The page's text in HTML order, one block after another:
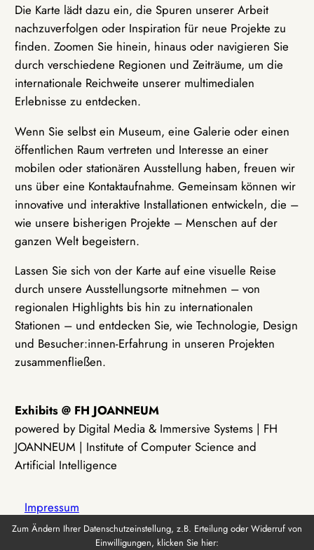
Die Karte lädt dazu ein, die Spuren unserer Arbeit
nachzuverfolgen oder Inspiration für neue Projekte zu
finden. Zoomen Sie hinein, hinaus oder navigieren Sie
durch verschiedene Regionen und Zeiträume, um die
internationale Reichweite unserer multimedialen
Erlebnisse zu entdecken.
Wenn Sie selbst ein Museum, eine Galerie oder einen
öffentlichen Raum vertreten und Interesse an einer
mobilen oder stationären Ausstellung haben, freuen wir
uns über eine Kontaktaufnahme. Gemeinsam können wir
innovative und interaktive Installationen entwickeln, die –
wie unsere bisherigen Projekte – Menschen auf der
ganzen Welt begeistern.
Lassen Sie sich von der Karte auf eine visuelle Reise
durch unsere Ausstellungsorte mitnehmen – von
regionalen Highlights bis hin zu internationalen
Stationen – und entdecken Sie, wie Technologie, Design
und Besucher:innen-Erfahrung in unseren Projekten
zusammenfließen.
Exhibits @ FH JOANNEUM
powered by Digital Media & Immersive Systems | FH
JOANNEUM | Institute of Computer Science and
Artificial Intelligence
Impressum
Zum Ändern Ihrer Datenschutzeinstellung, z.B. Erteilung oder Widerruf von
Einwilligungen, klicken Sie hier: